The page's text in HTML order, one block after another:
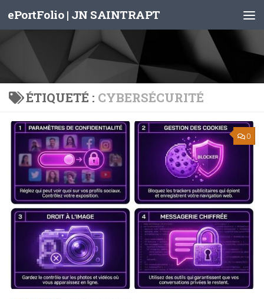
Skip to content
ePortFolio | JN SAINTRAPT
ÉTIQUETÉ : CYBERSÉCURITÉ
0